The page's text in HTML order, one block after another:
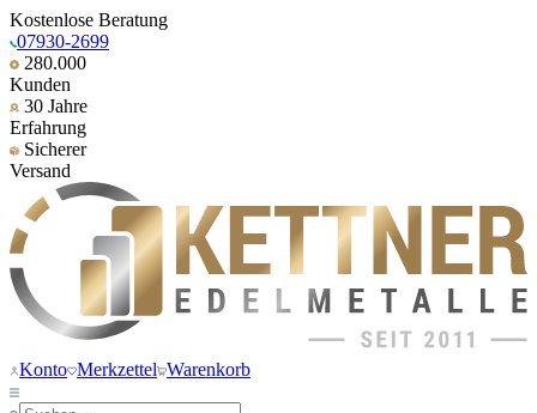
Kostenlose Beratung
07930-2699
280.000
Kunden
30 Jahre
Erfahrung
Sicherer
Versand
Konto Merkzettel Warenkorb